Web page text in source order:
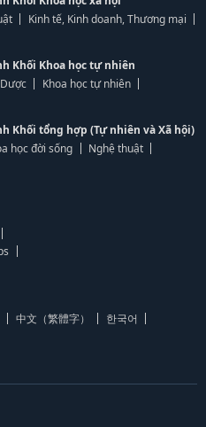
Kinh tế, Kinh doanh, Thương mại
Khối Khoa học tự nhiên
Dược
Khoa học tự nhiên
Khối tổng hợp (Tự nhiên và Xã hội)
học đời sống
Nghệ thuật
中文（繁體字）
한국어